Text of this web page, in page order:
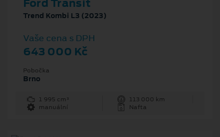
Ford Transit
Trend Kombi L3 (2023)
Vaše cena s DPH
643 000 Kč
Pobočka
Brno
1 995 cm³
113 000 km
manuální
Nafta